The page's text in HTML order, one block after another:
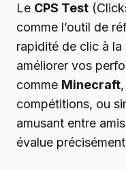
Le CPS Test
comme l’outil de
rapidité de clic à la
améliorer vos
comme Minecraft
compétitions, ou
amusant entre
évalue